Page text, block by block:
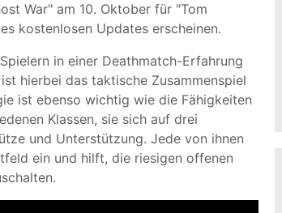
War" am 10. Oktober für "Tom
kostenlosen Updates erscheinen.
in einer Deathmatch-Erfahrung
hierbei das taktische Zusammenspiel
ist ebenso wichtig wie die Fähigkeiten
Klassen, sie sich auf drei
und Unterstützung. Jede von ihnen
ein und hilft, die riesigen offenen